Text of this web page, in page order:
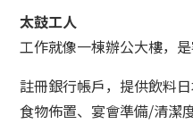
太鼓工人
工作就像一棟辦公大樓，
註冊銀行帳戶，提供飲料
食物佈置、宴會準備/清潔